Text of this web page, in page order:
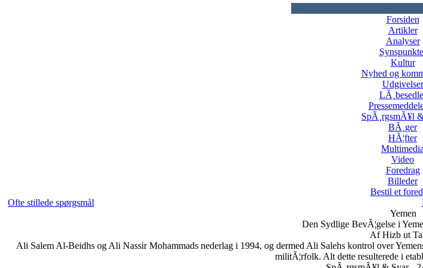
Forsiden
Artikler
Analyser
Kultur
Nyhed og
Udgivelser
SpÃ¸rgsmÃ¥l
BÃ¸ger
HÃ¦fter
Multimedia
Video
Foredrag
Billeder
Bestil et
Ofte stillede spørgsmål
Yemen
Den Sydlige BevÃ¦gelse i
Af Hizb ut
Ali Salem Al-Beidhs og Ali Nassir Mohammads nederlag i 1994, og dermed Ali Salehs kontrol over
militÃ¦rfolk. Alt dette resulterede i